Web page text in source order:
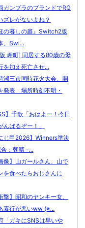
ガンプラのブランドでRG
ズレがないよね？
の暮しの庭』Switch2版
、Swi...
岬町] 同居する80歳の母
を加え死亡させ...
湖三市同時花火大会、開
発表 場所時刻不明・
】千歌「おはよー！今日
んばるぞー！」
じ甲2026】Winners準決
：朝晴 -...
像】山ガールさん、山で
を食べたらおじさんに
撃】昭和のヤンキー女、
素行が悪いww (※...
「ガキにSNSは早いや